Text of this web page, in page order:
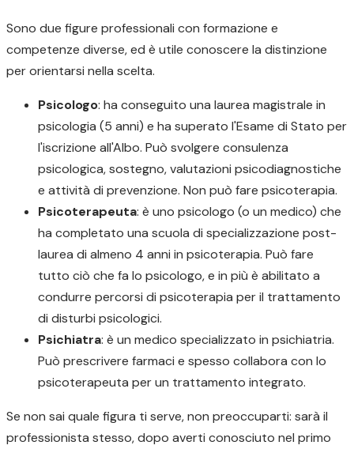
Sono due figure professionali con formazione e
competenze diverse, ed è utile conoscere la distinzione
per orientarsi nella scelta.
Psicologo: ha conseguito una laurea magistrale in
psicologia (5 anni) e ha superato l'Esame di Stato per
l'iscrizione all'Albo. Può svolgere consulenza
psicologica, sostegno, valutazioni psicodiagnostiche
e attività di prevenzione. Non può fare psicoterapia.
Psicoterapeuta: è uno psicologo (o un medico) che
ha completato una scuola di specializzazione post-
laurea di almeno 4 anni in psicoterapia. Può fare
tutto ciò che fa lo psicologo, e in più è abilitato a
condurre percorsi di psicoterapia per il trattamento
di disturbi psicologici.
Psichiatra: è un medico specializzato in psichiatria.
Può prescrivere farmaci e spesso collabora con lo
psicoterapeuta per un trattamento integrato.
Se non sai quale figura ti serve, non preoccuparti: sarà il
professionista stesso, dopo averti conosciuto nel primo